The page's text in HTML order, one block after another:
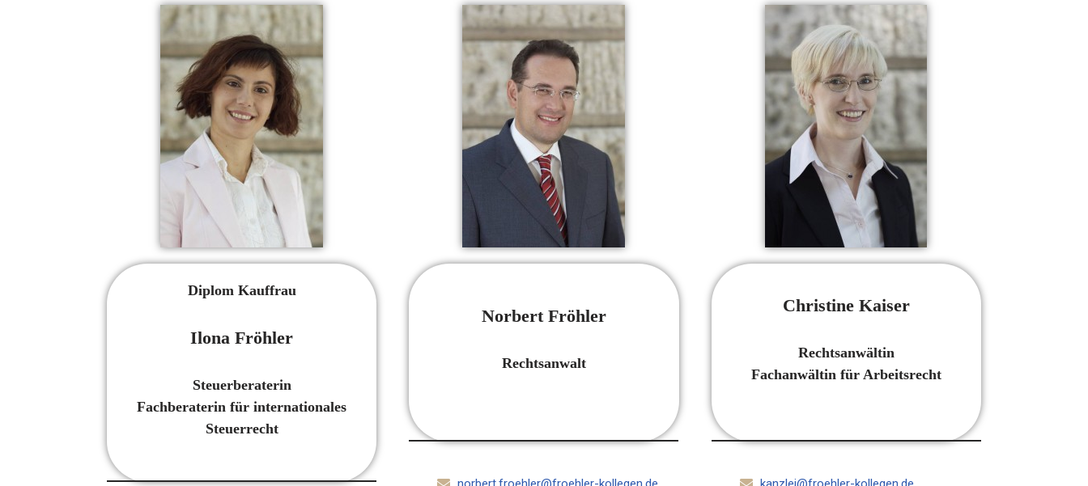
Diplom Kauffrau
Ilona Fröhler
Steuerberaterin
Fachberaterin für internationales
Steuerrecht
Norbert Fröhler
Rechtsanwalt
Christine Kaiser
Rechtsanwältin
Fachanwältin für Arbeitsrecht